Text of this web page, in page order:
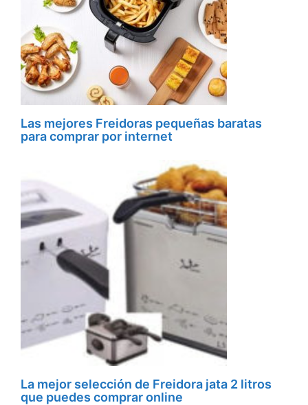
Las mejores Freidoras pequeñas baratas
para comprar por internet
La mejor selección de Freidora jata 2 litros
que puedes comprar online